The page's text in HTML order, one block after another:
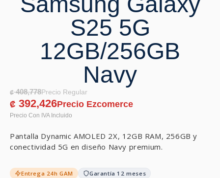
S25 5G
12GB/256GB
Navy
₡408,778
₡ 392,426
Pantalla Dynamic AMOLED 2X, 12GB RAM, 256GB y
conectividad 5G en diseño Navy premium.
Entrega 24h GAM Garantía 12 meses